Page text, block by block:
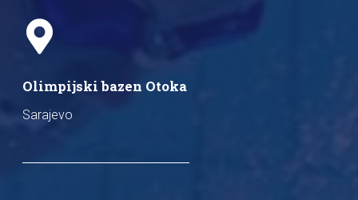
Olimpijski bazen Otoka
Sarajevo